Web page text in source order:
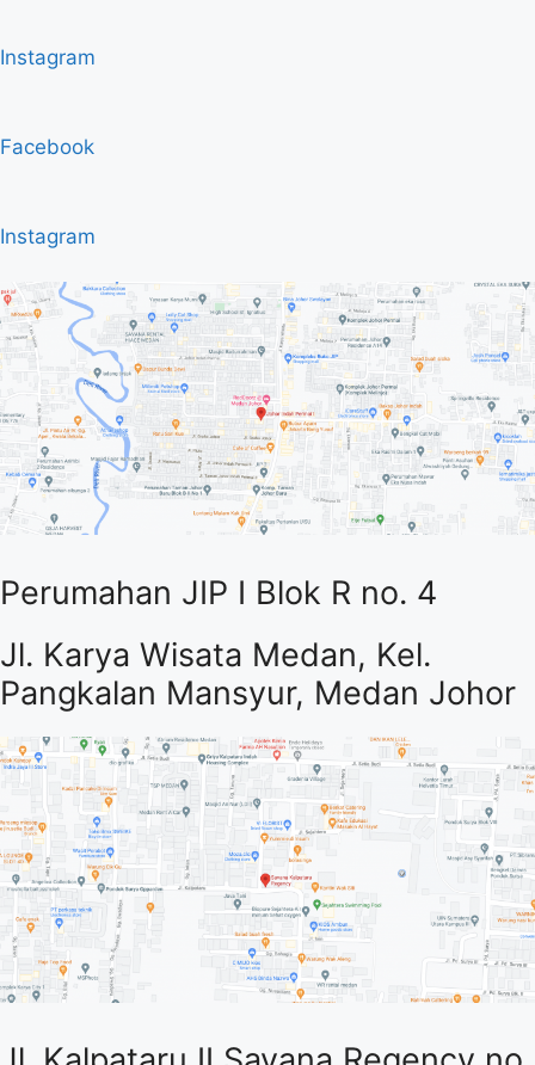
Instagram
Facebook
Instagram
Perumahan JIP I Blok R no. 4
Jl. Karya Wisata Medan, Kel.
Pangkalan Mansyur, Medan Johor